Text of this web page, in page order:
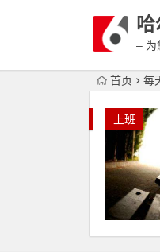
哈
– 为
首页 每
上班